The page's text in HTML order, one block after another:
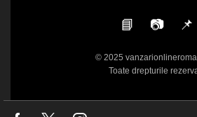
📘 📷 📌
© 2025
Toate drepturile